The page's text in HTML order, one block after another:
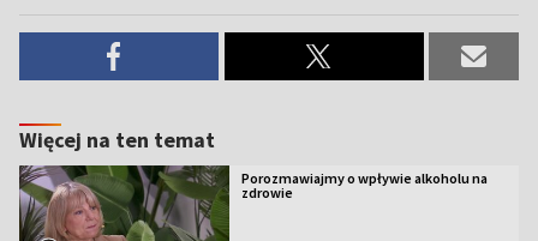
Więcej na ten temat
Porozmawiajmy o wpływie alkoholu na
zdrowie